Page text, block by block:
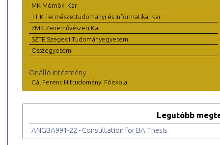
MK Mérnöki Kar
TTIK Természettudományi és Informatikai Kar
ZMK Zeneművészeti Kar
SZTE Szegedi Tudományegyetem
Összegyetemi
Önálló intézmény
Gál Ferenc Hittudományi Főiskola
Legutóbb
ANGBA991-22 - Consultation for BA Thesis